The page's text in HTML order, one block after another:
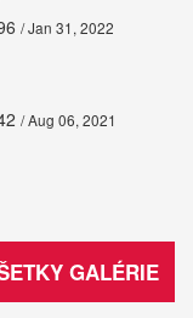
/ Jan 31, 2022
/ Aug 06, 2021
GALÉRIE